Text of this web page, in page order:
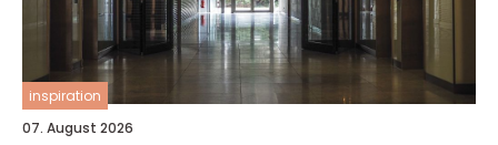
inspiration
07. August 2026